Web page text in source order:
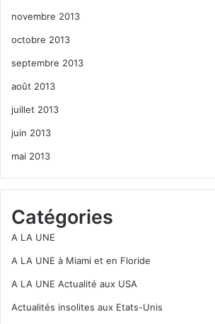
novembre 2013
octobre 2013
septembre 2013
août 2013
juillet 2013
juin 2013
mai 2013
Catégories
A LA UNE
A LA UNE à Miami et en Floride
A LA UNE Actualité aux USA
Actualités insolites aux Etats-Unis